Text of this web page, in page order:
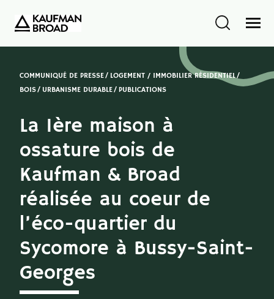
COMMUNIQUÉ DE PRESSE
LOGEMENT / IMMOBILIER RÉSIDENTIEL
BOIS
URBANISME DURABLE PUBLICATIONS
La 1ère maison à
ossature bois de
Kaufman & Broad
réalisée au coeur de
l’éco-quartier du
Sycomore à Bussy-Saint-
Georges